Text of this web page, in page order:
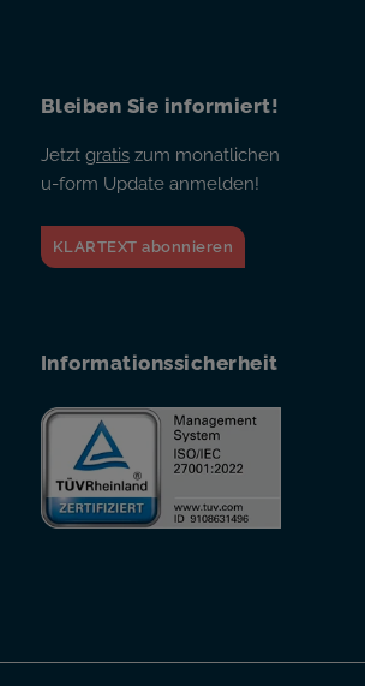
Bleiben Sie informiert!
Jetzt gratiszum monatlichen
u-form Update anmelden!
KLARTEXT abonnieren
Informationssicherheit